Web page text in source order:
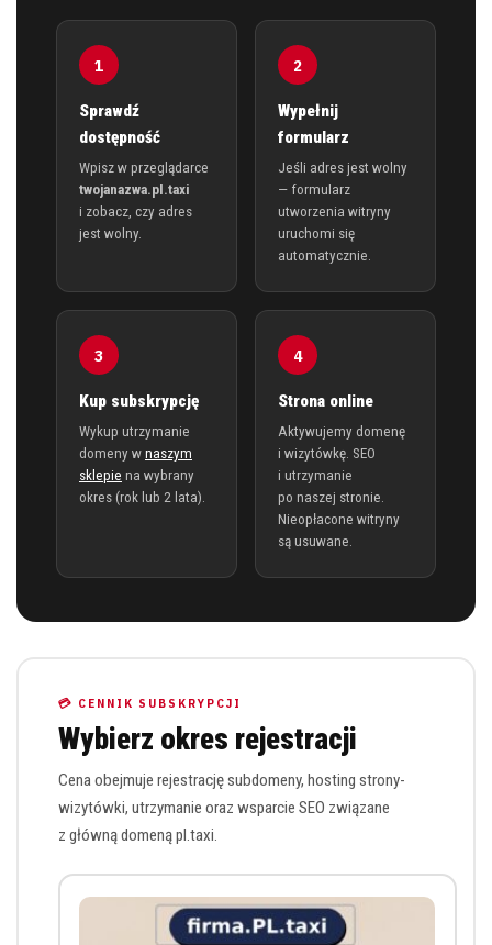
1
Sprawdź
dostępność
Wpisz w przeglądarce
twojanazwa.pl.taxi
i zobacz, czy adres
jest wolny.
2
Wypełnij
formularz
Jeśli adres jest wolny
— formularz
utworzenia witryny
uruchomi się
automatycznie.
3
Kup subskrypcję
Wykup utrzymanie
domeny w naszym
sklepie na wybrany
okres (rok lub 2 lata).
4
Strona online
Aktywujemy domenę
i wizytówkę. SEO
i utrzymanie
po naszej stronie.
Nieopłacone witryny
są usuwane.
💳 CENNIK SUBSKRYPCJI
Wybierz okres rejestracji
Cena obejmuje rejestrację subdomeny, hosting strony-
wizytówki, utrzymanie oraz wsparcie SEO związane
z główną domeną pl.taxi.